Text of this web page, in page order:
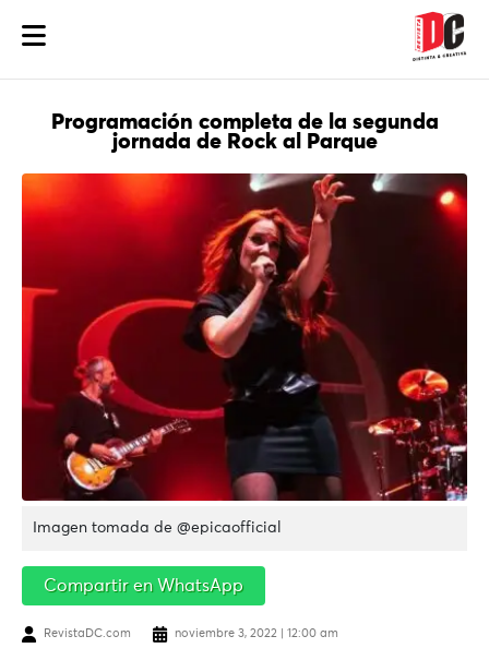
Programación completa de la segunda
jornada de Rock al Parque
Imagen tomada de @epicaofficial
Compartir en WhatsApp
RevistaDC.com noviembre 3, 2022 | 12:00 am